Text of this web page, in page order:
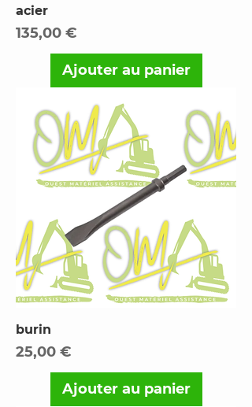
acier
Prix
135,00 €
Ajouter au panier
burin
Prix
25,00 €
Ajouter au panier